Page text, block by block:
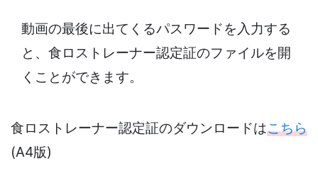
動画の最後に出てくるパスワードを入力する
と、食ロストレーナー認定証のファイルを開
くことができます。
食ロストレーナー認定証のダウンロードはこちら
(A4版)